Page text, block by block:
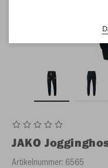
JAKO
Artikelnummer: 6565